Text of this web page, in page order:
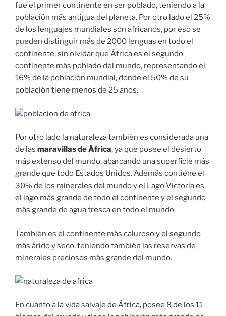
fue el primer continente en ser poblado, teniendo a la
población más antigua del planeta. Por otro lado el 25%
de los lenguajes mundiales son africanos, por eso se
pueden distinguir más de 2000 lenguas en todo el
continente; sin olvidar que África es el segundo
continente más poblado del mundo, representando el
16% de la población mundial, donde el 50% de su
población tiene menos de 25 años.
Por otro lado la naturaleza también es considerada una
de las maravillas de África, ya que posee el desierto
más extenso del mundo, abarcando una superficie más
grande que todo Estados Unidos. Además contiene el
30% de los minerales del mundo y el Lago Victoria es
el lago más grande de todo el continente y el segundo
más grande de agua fresca en todo el mundo.
También es el continente más caluroso y el segundo
más árido y seco, teniendo también las reservas de
minerales preciosos más grande del mundo.
En cuanto a la vida salvaje de África, posee 8 de los 11